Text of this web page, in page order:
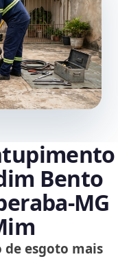
Bento
esgoto mais